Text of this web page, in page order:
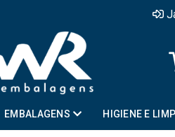
EMBALAGENS HIGIENE E